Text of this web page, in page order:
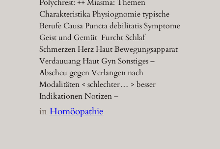
Polychrest: ++ Miasma: Themen
Charakteristika Physiognomie typische
Berufe Causa Puncta debilitatis Symptome
Geist und Gemüt Furcht Schlaf
Schmerzen Herz Haut Bewegungsapparat
Verdauuang Haut Gyn Sonstiges –
Abscheu gegen Verlangen nach
Modalitäten < schlechter… > besser
Indikationen Notizen –
inHomöopathie